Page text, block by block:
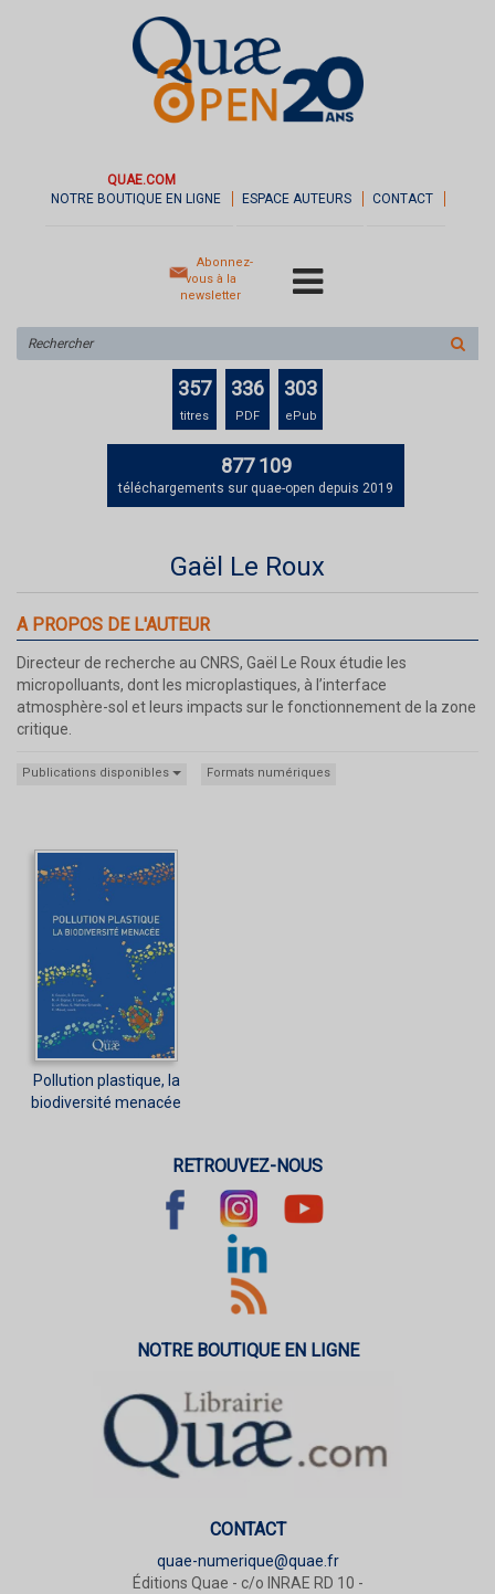
QUAE.COM
NOTRE BOUTIQUE EN LIGNE
ESPACE AUTEURS CONTACT
Abonnez-
vous à la
newsletter
sur
le
357
titres
336
PDF
303
ePub
877 109
téléchargements sur quae-open depuis 2019
Gaël Le Roux
A PROPOS DE L'AUTEUR
Directeur de recherche au CNRS, Gaël Le Roux étudie les
micropolluants, dont les microplastiques, à l’interface
atmosphère-sol et leurs impacts sur le fonctionnement de la zone
critique.
Publications disponibles Formats numériques
Pollution plastique, la
biodiversité menacée
RETROUVEZ-NOUS
NOTRE BOUTIQUE EN LIGNE
CONTACT
quae-numerique@quae.fr
Éditions Quae - c/o INRAE RD 10 -